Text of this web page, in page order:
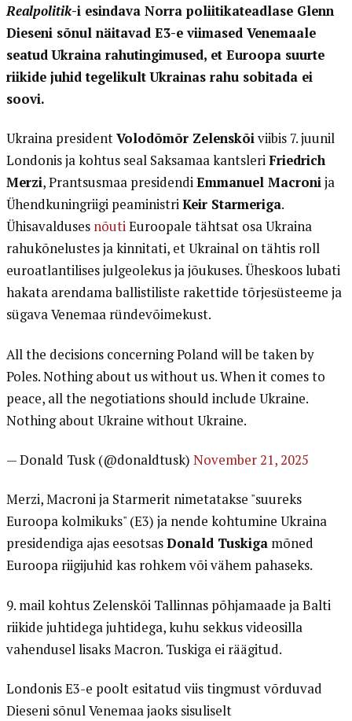
Realpolitik-i esindava Norra poliitikateadlase Glenn
Dieseni sõnul näitavad E3-e viimased Venemaale
seatud Ukraina rahutingimused, et Euroopa suurte
riikide juhid tegelikult Ukrainas rahu sobitada ei
soovi.
Ukraina presidentVolodõmõr Zelenskõiviibis 7. juunil
Londonis ja kohtus seal Saksamaa kantsleriFriedrich
Merzi, Prantsusmaa presidendiEmmanuel Macronija
Ühendkuningriigi peaministriKeir Starmeriga.
Ühisavalduses nõutiEuroopale tähtsat osa Ukraina
rahukõnelustes ja kinnitati, et Ukrainal on tähtis roll
euroatlantilises julgeolekus ja jõukuses. Üheskoos lubati
hakata arendama ballistiliste rakettide tõrjesüsteeme ja
sügava Venemaa ründevõimekust.
All the decisions concerning Poland will be taken by
Poles. Nothing about us without us. When it comes to
peace, all the negotiations should include Ukraine.
Nothing about Ukraine without Ukraine.
— Donald Tusk (@donaldtusk) November 21, 2025
Merzi, Macroni ja Starmerit nimetatakse "suureks
Euroopa kolmikuks" (E3) ja nende kohtumine Ukraina
presidendiga ajas eesotsasDonald Tuskigamõned
Euroopa riigijuhid kas rohkem või vähem pahaseks.
9. mail kohtus Zelenskõi Tallinnas põhjamaade ja Balti
riikide juhtidega juhtidega, kuhu sekkus videosilla
vahendusel lisaks Macron. Tuskiga ei räägitud.
Londonis E3-e poolt esitatud viis tingmust võrduvad
Dieseni sõnul Venemaa jaoks sisuliselt